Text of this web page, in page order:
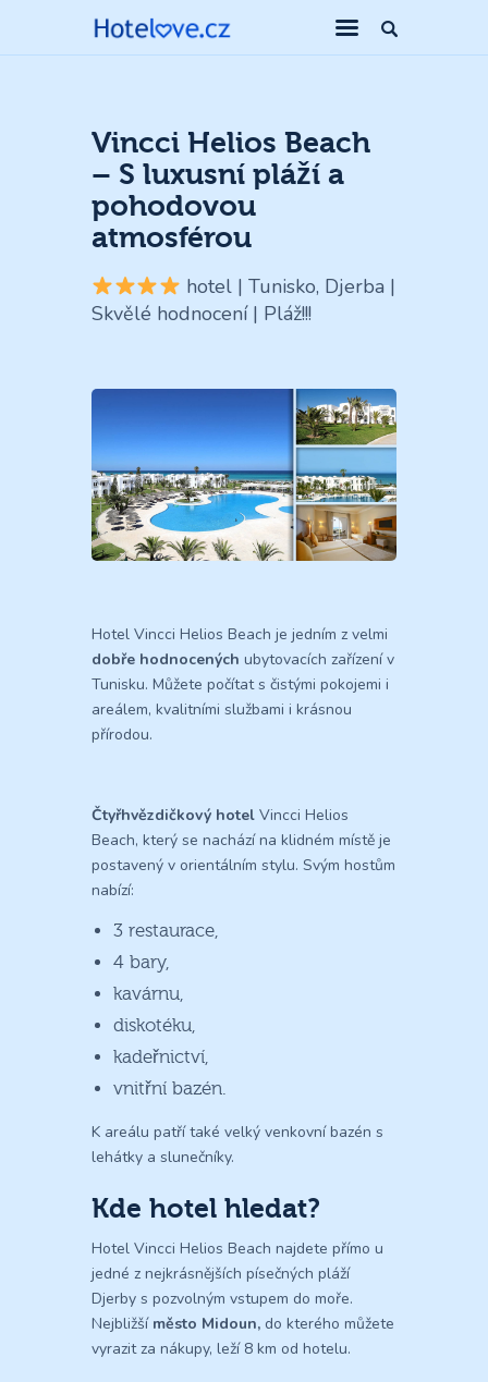
Vincci Helios Beach
– S luxusní pláží a
pohodovou
atmosférou
hotel | Tunisko, Djerba |
Skvělé hodnocení | Pláž!!!
Hotel Vincci Helios Beach je jedním z velmi
dobře hodnocených ubytovacích zařízení v
Tunisku. Můžete počítat s čistými pokojemi i
areálem, kvalitními službami i krásnou
přírodou.
Čtyřhvězdičkový hotel Vincci Helios
Beach, který se nachází na klidném místě je
postavený v orientálním stylu. Svým hostům
nabízí:
3 restaurace,
4 bary,
kavárnu,
diskotéku,
kadeřnictví,
vnitřní bazén.
K areálu patří také velký venkovní bazén s
lehátky a slunečníky.
Kde hotel hledat?
Hotel Vincci Helios Beach najdete přímo u
jedné z nejkrásnějších písečných pláží
Djerby s pozvolným vstupem do moře.
Nejbližší město Midoun, do kterého můžete
vyrazit za nákupy, leží 8 km od hotelu.